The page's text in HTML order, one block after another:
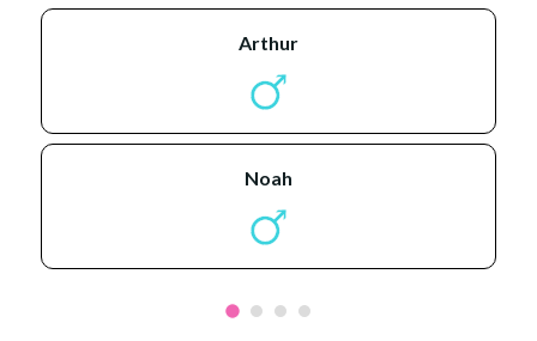
arthur
noah